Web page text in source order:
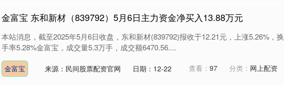
金富宝 东和新材（839792）5月6日主力资金净买入13.88万元
本站消息，截至2025年5月6日收盘，东和新材(839792)报收于12.21元，上涨5.26%，换
手率5.28%金富宝，成交量5.3万手，成交额6470.56....
金富宝 来源：民间股票配资官网 日期：12-22 查看： 97 分类： 网上配资
14311.01 200.89 1.42% 沪深300